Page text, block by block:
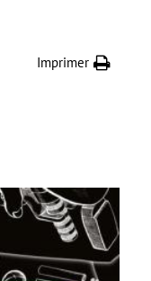
Imprimer